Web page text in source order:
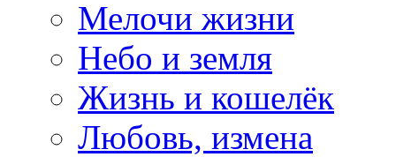
Мелочи жизни
Небо и земля
Жизнь и кошелёк
Любовь, измена